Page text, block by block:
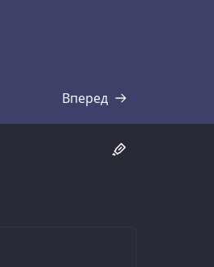
Вперед
Стенограмма